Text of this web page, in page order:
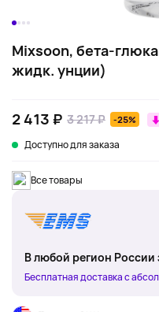
Mixsoon, бета-
жидк. унции)
2 413 ₽ 3 217 ₽ -25%
Доступно для заказа
Все товары
В любой регион России
Бесплатная доставка с